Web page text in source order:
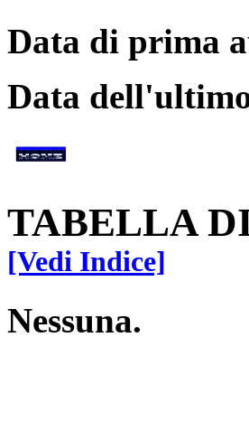
Data di prima
Data
TABELLA
[Vedi Indice]
Nessuna.